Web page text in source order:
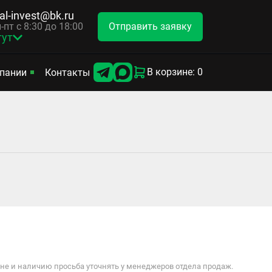
invest@bk.ru
пт с 8:30 до 18:00 Отправить заявку
Контакты В корзине: 0
и наличию просьба уточнять у менеджеров отдела продаж.